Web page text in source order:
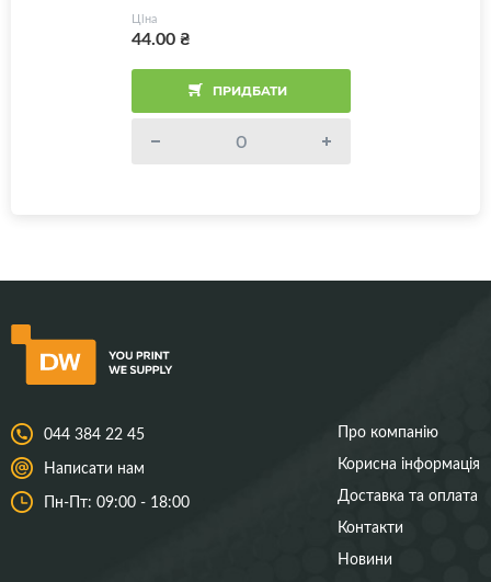
Ціна
44.00₴
ПРИДБАТИ
044 384 22 45
Написати нам
Пн-Пт: 09:00 - 18:00
Про компанію
Корисна інформація
Доставка та оплата
Контакти
Новини